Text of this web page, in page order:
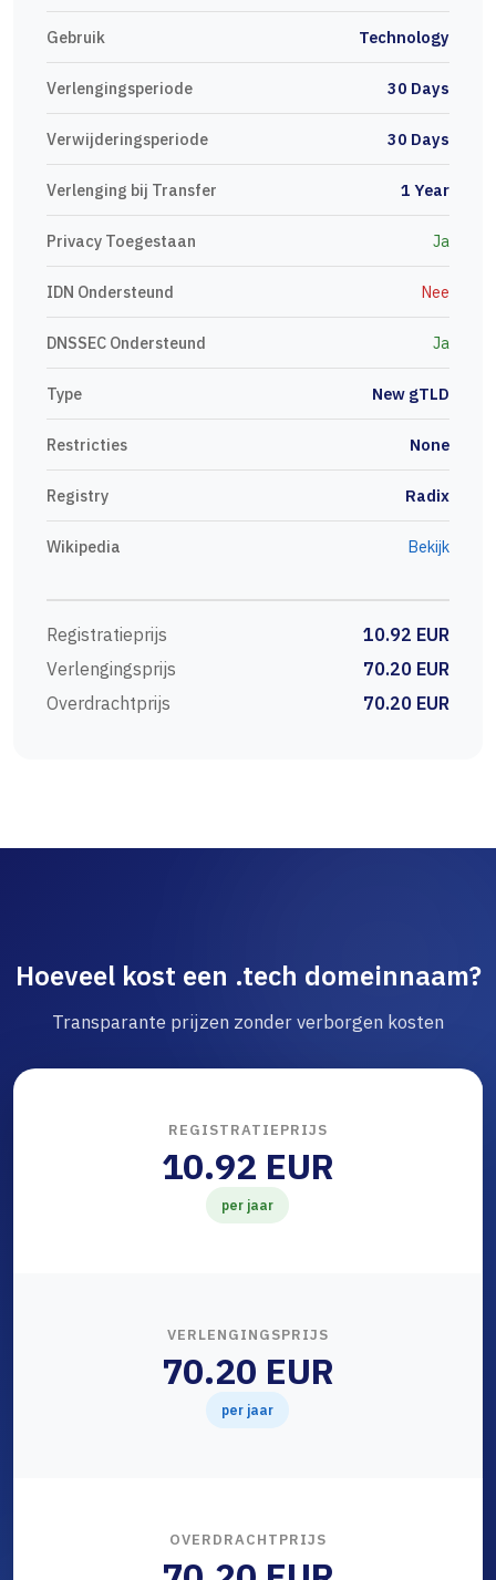
Gebruik Technology
Verlengingsperiode 30 Days
Verwijderingsperiode 30 Days
Verlenging bij Transfer 1 Year
Privacy Toegestaan Ja
IDN Ondersteund Nee
DNSSEC Ondersteund Ja
Type New gTLD
Restricties None
Registry Radix
Wikipedia Bekijk
Registratieprijs
10.92 EUR
Verlengingsprijs
70.20 EUR
Overdrachtprijs
70.20 EUR
Hoeveel kost een .tech domeinnaam?
Transparante prijzen zonder verborgen kosten
REGISTRATIEPRIJS
10.92 EUR
per jaar
VERLENGINGSPRIJS
70.20 EUR
per jaar
OVERDRACHTPRIJS